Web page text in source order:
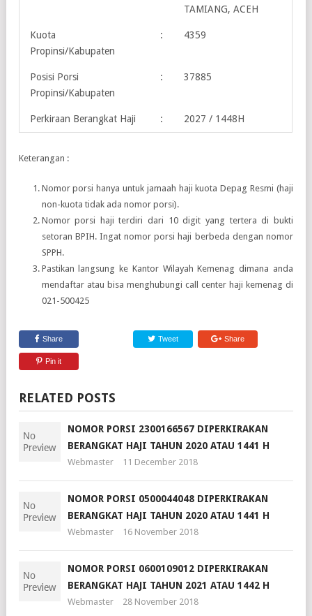
TAMIANG, ACEH
Kuota
Propinsi/Kabupaten
: 4359
Posisi Porsi
Propinsi/Kabupaten
: 37885
Perkiraan Berangkat Haji : 2027 / 1448H
Keterangan :
Nomor porsi hanya untuk jamaah haji kuota Depag Resmi (haji
non-kuota tidak ada nomor porsi).
Nomor porsi haji terdiri dari 10 digit yang tertera di bukti
setoran BPIH. Ingat nomor porsi haji berbeda dengan nomor
SPPH.
Pastikan langsung ke Kantor Wilayah Kemenag dimana anda
mendaftar atau bisa menghubungi call center haji kemenag di
021-500425
Share Tweet Share
Pin it
RELATED POSTS
NOMOR PORSI 2300166567 DIPERKIRAKAN
BERANGKAT HAJI TAHUN 2020 ATAU 1441 H
Webmaster 11 December 2018
NOMOR PORSI 0500044048 DIPERKIRAKAN
BERANGKAT HAJI TAHUN 2020 ATAU 1441 H
Webmaster 16 November 2018
NOMOR PORSI 0600109012 DIPERKIRAKAN
BERANGKAT HAJI TAHUN 2021 ATAU 1442 H
Webmaster 28 November 2018